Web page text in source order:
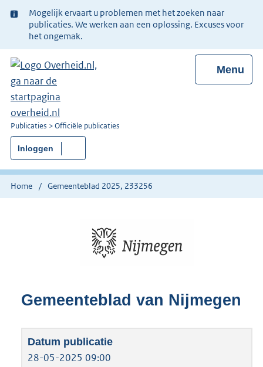
Ter
informatie:
Mogelijk ervaart u problemen met het zoeken naar
publicaties. We werken aan een oplossing. Excuses voor
het ongemak.
Menu
U
bent
nu
hier:
Publicaties Officiële publicaties
Inloggen
Home Gemeenteblad 2025, 233256
Gemeenteblad van Nijmegen
28-05-2025 09:00